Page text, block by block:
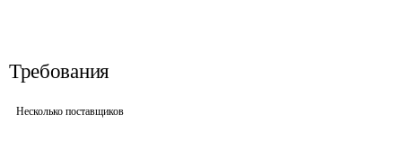
Требования
Несколько поставщиков